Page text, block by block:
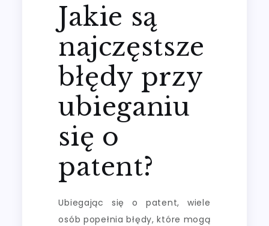
Jakie są
najczęstsze
błędy przy
ubieganiu
się o
patent?
Ubiegając się o patent, wiele
osób popełnia błędy, które mogą